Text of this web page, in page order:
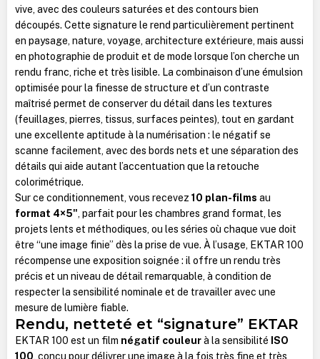
vive, avec des couleurs saturées et des contours bien
découpés. Cette signature le rend particulièrement pertinent
en paysage, nature, voyage, architecture extérieure, mais aussi
en photographie de produit et de mode lorsque l’on cherche un
rendu franc, riche et très lisible. La combinaison d’une émulsion
optimisée pour la finesse de structure et d’un contraste
maîtrisé permet de conserver du détail dans les textures
(feuillages, pierres, tissus, surfaces peintes), tout en gardant
une excellente aptitude à la numérisation : le négatif se
scanne facilement, avec des bords nets et une séparation des
détails qui aide autant l’accentuation que la retouche
colorimétrique.
Sur ce conditionnement, vous recevez 10 plan-films au
format 4×5", parfait pour les chambres grand format, les
projets lents et méthodiques, ou les séries où chaque vue doit
être “une image finie” dès la prise de vue. À l’usage, EKTAR 100
récompense une exposition soignée : il offre un rendu très
précis et un niveau de détail remarquable, à condition de
respecter la sensibilité nominale et de travailler avec une
mesure de lumière fiable.
Rendu, netteté et “signature” EKTAR
EKTAR 100 est un film négatif couleurà la sensibilité ISO
100, conçu pour délivrer une image à la fois très fine et très